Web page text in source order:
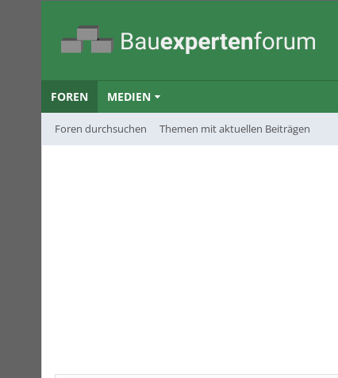
FOREN
Foren durchsuchen Themen mit aktuellen Beiträgen
MEDIEN